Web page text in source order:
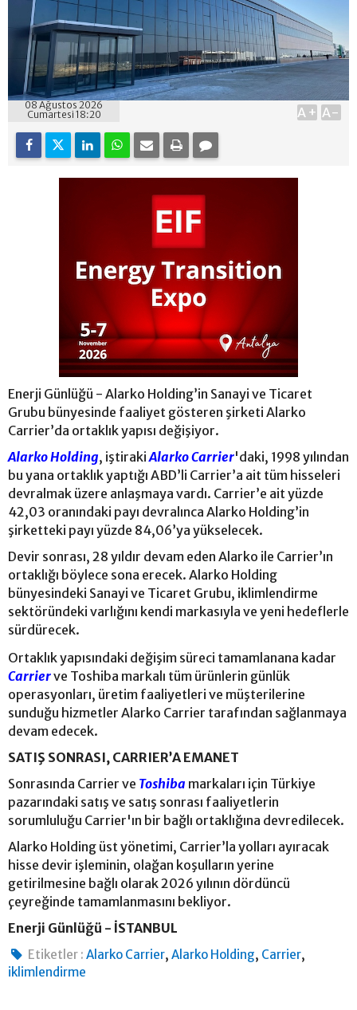
08 Ağustos 2026
Cumartesi 18:20
A+ A-
Enerji Günlüğü - Alarko Holding’in Sanayi ve Ticaret
Grubu bünyesinde faaliyet gösteren şirketi Alarko
Carrier’da ortaklık yapısı değişiyor.
Alarko Holding, iştirakiAlarko Carrier'daki, 1998 yılından
bu yana ortaklık yaptığı ABD’li Carrier’a ait tüm hisseleri
devralmak üzere anlaşmaya vardı. Carrier’e ait yüzde
42,03 oranındaki payı devralınca Alarko Holding’in
şirketteki payı yüzde 84,06’ya yükselecek.
Devir sonrası, 28 yıldır devam eden Alarko ile Carrier’ın
ortaklığı böylece sona erecek. Alarko Holding
bünyesindeki Sanayi ve Ticaret Grubu, iklimlendirme
sektöründeki varlığını kendi markasıyla ve yeni hedeflerle
sürdürecek.
Ortaklık yapısındaki değişim süreci tamamlanana kadar
Carrierve Toshiba markalı tüm ürünlerin günlük
operasyonları, üretim faaliyetleri ve müşterilerine
sunduğu hizmetler Alarko Carrier tarafından sağlanmaya
devam edecek.
SATIŞ SONRASI, CARRIER’A EMANET
Sonrasında Carrier ve Toshiba markaları için Türkiye
pazarındaki satış ve satış sonrası faaliyetlerin
sorumluluğu Carrier'ın bir bağlı ortaklığına devredilecek.
Alarko Holding üst yönetimi, Carrier’la yolları ayıracak
hisse devir işleminin, olağan koşulların yerine
getirilmesine bağlı olarak 2026 yılının dördüncü
çeyreğinde tamamlanmasını bekliyor.
Enerji Günlüğü - İSTANBUL
Etiketler : Alarko Carrier,Alarko Holding, Carrier,
iklimlendirme